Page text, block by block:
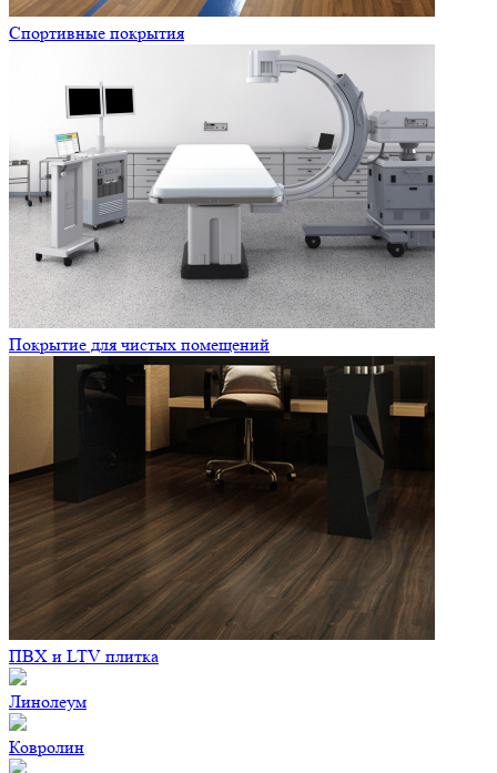
Спортивные покрытия
Покрытие для чистых помещений
ПВХ и LTV плитка
Линолеум
Ковролин